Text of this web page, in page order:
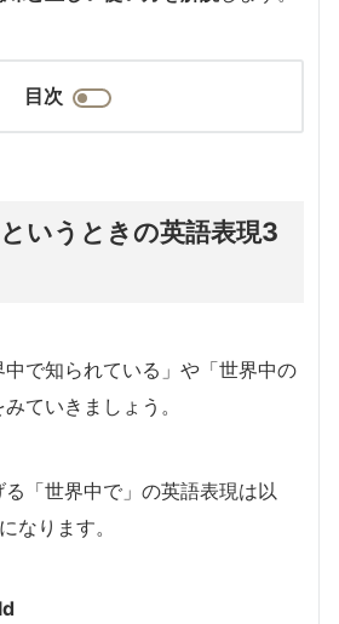
目次
というときの英語表現3
で知られている」や「世界中の
ていきましょう。
「世界中で」の英語表現は以
なります。